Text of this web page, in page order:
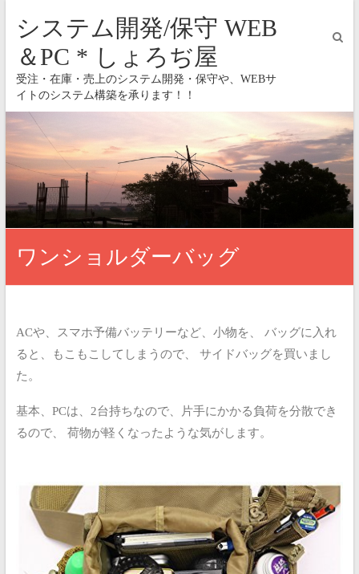
システム開発/保守 WEB
＆PC * しょろぢ屋
受注・在庫・売上のシステム開発・保守や、WEBサ
イトのシステム構築を承ります！！
ワンショルダーバッグ
ACや、スマホ予備バッテリーなど、小物を、
バッグに入れ
ると、もこもこしてしまうので、
サイドバッグを買いまし
た。
基本、PCは、2台持ちなので、片手にかかる負荷を分散でき
るので、
荷物が軽くなったような気がします。